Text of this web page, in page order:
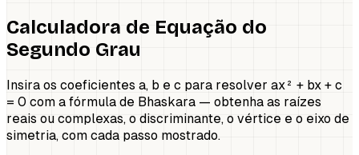
Calculadora de Equação do
Segundo Grau
Insira os coeficientes a, b e c para resolver ax² + bx + c
= 0 com a fórmula de Bhaskara — obtenha as raízes
reais ou complexas, o discriminante, o vértice e o eixo de
simetria, com cada passo mostrado.